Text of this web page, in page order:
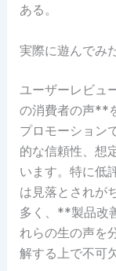
ある。
実際に遊んでみ
ユーザーレビュ
の消費者の声**
プロモーション
的な信頼性、想
います。特に低
は見落とされが
多く、**製品改
れらの生の声を
解する上で不可